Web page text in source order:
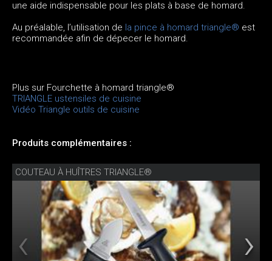
une aide indispensable pour les plats à base de homard.
Au préalable, l’utilisation de la pince à homard triangle® est
recommandée afin de dépecer le homard.
Plus sur Fourchette à homard triangle®
TRIANGLE ustensiles de cuisine
Vidéo Triangle outils de cuisine
Produits complémentaires :
COUTEAU À HUÎTRES TRIANGLE®